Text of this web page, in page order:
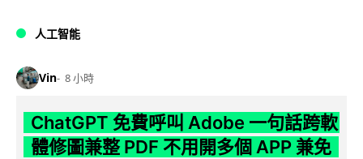
人工智能
Vin 8 小時
ChatGPT 免費呼叫 Adobe 一句話跨軟
體修圖兼整 PDF 不用開多個 APP 兼免